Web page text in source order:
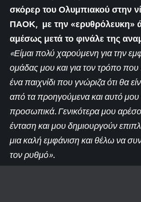
σκόρερ του Ολυμπιακού στην
ΠΑΟΚ, με την «ερυθρόλευκη»
αμέσως μετά το φινάλε της
«Είμαι πολύ χαρούμενη για την
ομάδας μου και για τον τρόπο
ένα παιχνίδι που γνώριζα ότι θα
από τα προηγούμενα και αυτό
προσωπικά. Γενικότερα μου
ένταση και μου δημιουργούν
μια καλή εμφάνιση και θέλω να
τον ρυθμό».